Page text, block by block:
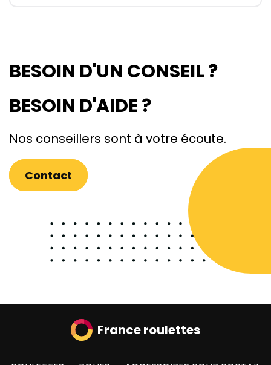
BESOIN D'UN CONSEIL ?
BESOIN D'AIDE ?
Nos conseillers sont à votre écoute.
Contact
France roulettes